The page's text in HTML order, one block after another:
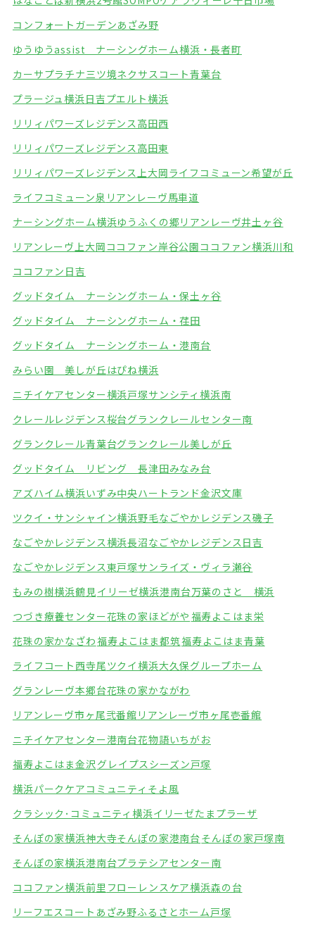
コンフォートガーデンあざみ野
ゆうゆうassist ナーシングホーム横浜・長者町
カーサプラチナ三ツ境ネクサスコート青葉台
プラージュ横浜日吉プエルト横浜
リリィパワーズレジデンス高田西
リリィパワーズレジデンス高田東
リリィパワーズレジデンス上大岡ライフコミューン希望が丘
ライフコミューン泉 リアンレーヴ馬車道
ナーシングホーム横浜ゆうふくの郷 リアンレーヴ井土ヶ谷
リアンレーヴ上大岡ココファン岸谷公園ココファン横浜川和
ココファン日吉
グッドタイム ナーシングホーム・保土ヶ谷
グッドタイム ナーシングホーム・荏田
グッドタイム ナーシングホーム・港南台
みらい園 美しが丘はぴね横浜
ニチイケアセンター横浜戸塚サンシティ横浜南
クレールレジデンス桜台グランクレールセンター南
グランクレール青葉台グランクレール美しが丘
グッドタイム リビング 長津田みなみ台
アズハイム横浜いずみ中央ハートランド金沢文庫
ツクイ・サンシャイン横浜野毛なごやかレジデンス磯子
なごやかレジデンス横浜長沼なごやかレジデンス日吉
なごやかレジデンス東戸塚サンライズ・ヴィラ瀬谷
もみの樹横浜鶴見イリーゼ横浜港南台万葉のさと 横浜
つづき療養センター花珠の家ほどがや 福寿よこはま栄
花珠の家かなざわ福寿よこはま都筑福寿よこはま青葉
ライフコート西寺尾ツクイ横浜大久保グループホーム
グランレーヴ本郷台花珠の家かながわ
リアンレーヴ市ヶ尾弐番館 リアンレーヴ市ヶ尾壱番館
ニチイケアセンター港南台花物語いちがお
福寿よこはま金沢グレイプスシーズン戸塚
横浜パークケアコミュニティそよ風
クラシック･コミュニティ横浜イリーゼたまプラーザ
そんぽの家横浜神大寺そんぽの家港南台そんぽの家戸塚南
そんぽの家横浜港南台プラテシアセンター南
ココファン横浜前里 フローレンスケア横浜森の台
リーフエスコートあざみ野ふるさとホーム戸塚